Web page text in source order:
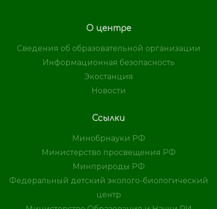
О центре
Сведения об образовательной организации
Информационная безопасность
Экостанция
Новости
Ссылки
Минобрнауки РФ
Министерство просвещения РФ
Минприроды РФ
Федеральный детский эколого-биологический
центр